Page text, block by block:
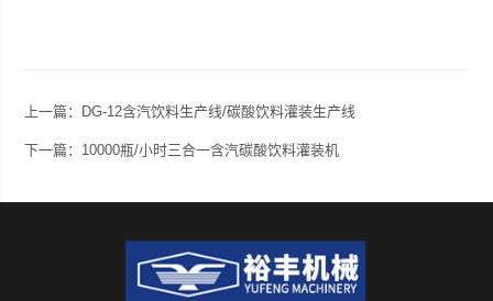
上一篇： DG-12含汽饮料生产线/碳酸饮料灌装生产线
下一篇： 10000瓶/小时三合一含汽碳酸饮料灌装机